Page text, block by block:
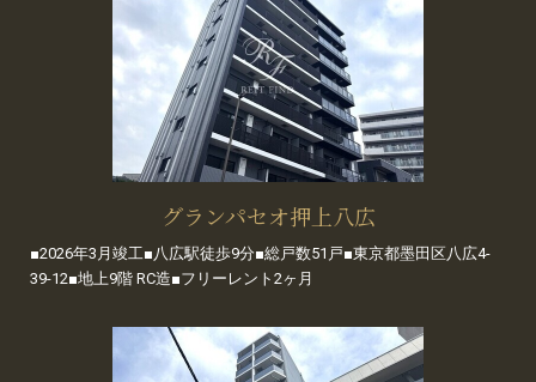
グランパセオ押上八広
■2026年3月竣工■八広駅徒歩9分■総戸数51戸■東京都墨田区八広4-
39-12■地上9階 RC造■フリーレント2ヶ月